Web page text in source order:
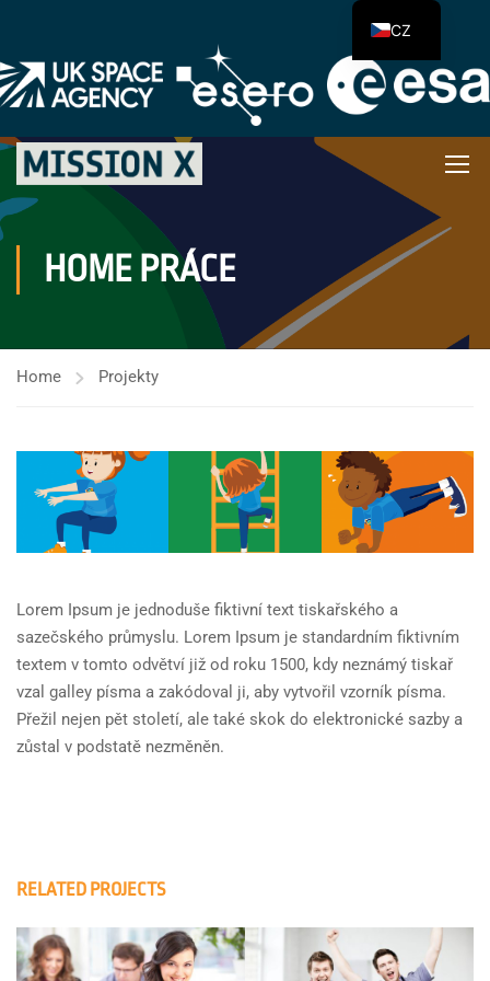
HOME PRÁCE
Home Projekty
Lorem Ipsum je jednoduše fiktivní text tiskařského a
sazečského průmyslu. Lorem Ipsum je standardním fiktivním
textem v tomto odvětví již od roku 1500, kdy neznámý tiskař
vzal galley písma a zakódoval ji, aby vytvořil vzorník písma.
Přežil nejen pět století, ale také skok do elektronické sazby a
zůstal v podstatě nezměněn.
RELATED PROJECTS
CZ